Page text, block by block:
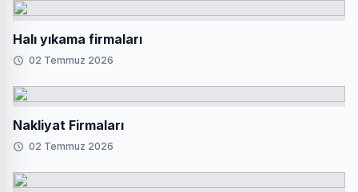
Halı yıkama firmaları
02 Temmuz 2026
Nakliyat Firmaları
02 Temmuz 2026